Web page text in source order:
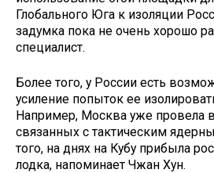
Глобального Юга к изоляции
задумка пока не очень хорошо
специалист.
Более того, у России есть
усиление попыток ее
Например, Москва уже провела
связанных с тактическим
того, на днях на Кубу прибыла
лодка, напоминает Чжан Хун.